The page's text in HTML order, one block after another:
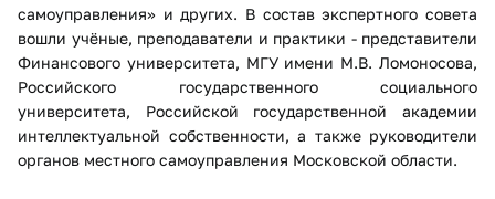
самоуправления» и других. В состав экспертного совета
вошли учёные, преподаватели и практики - представители
Финансового университета, МГУ имени М.В. Ломоносова,
Российского государственного социального
университета, Российской государственной академии
интеллектуальной собственности, а также руководители
органов местного самоуправления Московской области.